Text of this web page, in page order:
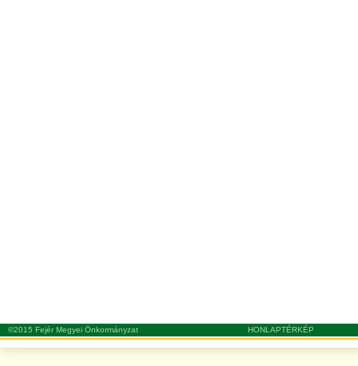
©2015 Fejér Megyei Önkormányzat HONLAPTÉRKÉP